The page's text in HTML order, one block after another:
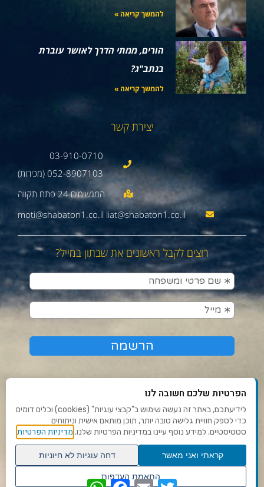
להמשך קריאה »
הורים, ממתי הדרך לאושר עוברת
בנתב"ג?
להמשך קריאה »
יצירת קשר
03-910-0710
052-8907103 (מכירות)
moti@shabaton1.co.il liat@shabaton1.co.il
רוצים לקבל ראשונים את שבתון במייל?
תנאי שימוש ומדיניות פרטיות
פנו אלינו
הצהרת נגישות
WhatsAppFacebookEmailTwitter
הפרטיות שלכם חשובה לנו
לידיעתכם, באתר זה נעשה שימוש ב"קבצי עוגיות" (cookies) וכלים דומים
כדי לספק חוויית גלישה טובה יותר, תוכן מותאם אישית וניתוחים
סטטיסטיים. למידע נוסף עיינו במדיניות הפרטיות שלנו. מדיניות הפרטיות
קראתי ואני מאשר
דחה עוגיות לא חיוניות
התאמת העדפות
שנו העדפות פרטיות